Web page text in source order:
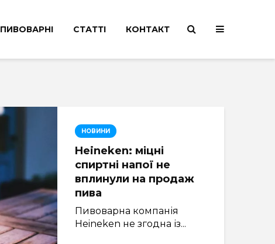
ПИВОВАРНІ СТАТТІ КОНТАКТ
НОВИНИ
Heineken: міцні
спиртні напої не
вплинули на продаж
пива
Пивоварна компанія
Heineken не згодна із...